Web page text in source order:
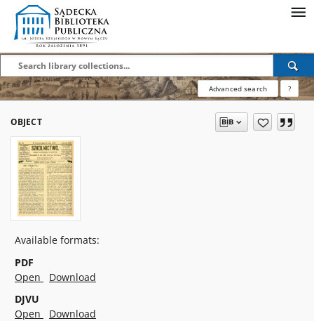
Advanced search ?
OBJECT
Available formats:
PDF
Open
Download
DJVU
Open
Download